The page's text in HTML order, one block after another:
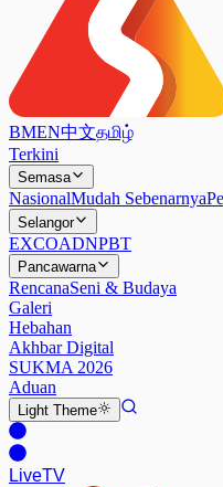
BMEN中文தமிழ்
Terkini
Semasa
NasionalMudah Sebenarnya
Selangor
EXCOADNPBT
Pancawarna
RencanaSeni & Budaya
Galeri
Hebahan
Akhbar Digital
SUKMA 2026
Aduan
Light Theme
LiveTV